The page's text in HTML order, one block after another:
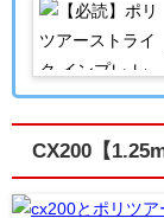
CX200【